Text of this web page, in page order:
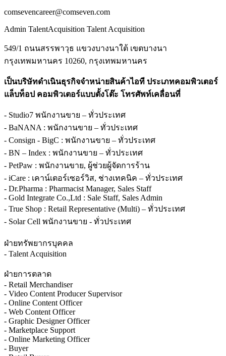
comsevencareer@comseven.com
Admin TalentAcquisition Talent Acquisition
549/1 ถนนสรรพาวุธ แขวงบางนาใต้ เขตบางนา
กรุงเทพมหานคร 10260, กรุงเทพมหานคร
เป็นบริษัทดำเนินธุรกิจจำหน่ายสินค้าไอที ประเภทคอมพิวเตอร์
แล็บท็อป คอมพิวเตอร์แบบตั้งโต๊ะ โทรศัพท์เคลื่อนที่
- Studio7 พนักงานขาย – ทั่วประเทศ
- BaNANA : พนักงานขาย – ทั่วประเทศ
- Consign - BigC : พนักงานขาย – ทั่วประเทศ
- BN – Index : พนักงานขาย – ทั่วประเทศ
- PetPaw : พนักงานขาย, ผู้ช่วยผู้จัดการร้าน
- iCare : เคาน์เตอร์เซอร์วิส, ช่างเทคนิค – ทั่วประเทศ
- Dr.Pharma : Pharmacist Manager, Sales Staff
- Gold Integrate Co.,Ltd : Sale Staff, Sales Admin
- True Shop : Retail Representative (Multi) – ทั่วประเทศ
- Solar Cell พนักงานขาย - ทั่วประเทศ
ฝ่ายทรัพยากรบุคคล
- Talent Acquisition
ฝ่ายการตลาด
- Retail Merchandiser
- Video Content Producer Supervisor
- Online Content Officer
- Web Content Officer
- Graphic Designer Officer
- Marketplace Support
- Online Marketing Officer
- Buyer